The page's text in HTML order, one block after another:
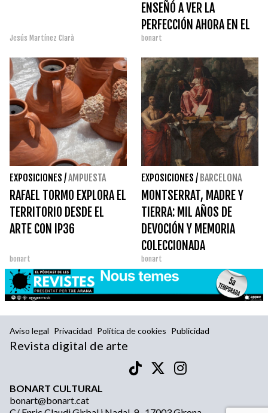
Jesús Martínez Clarà
ENSEÑÓ A VER LA
PERFECCIÓN AHORA EN EL
PRADO
bonart
EXPOSICIONES /AMPUESTA
RAFAEL TORMO EXPLORA EL
TERRITORIO DESDE EL
ARTE CON IP36
bonart
EXPOSICIONES / BARCELONA
MONTSERRAT, MADRE Y
TIERRA: MIL AÑOS DE
DEVOCIÓN Y MEMORIA
COLECCIONADA
bonart
Aviso legal Privacidad Política de cookies Publicidad
Revista digital de arte
BONART CULTURAL
bonart@bonart.cat